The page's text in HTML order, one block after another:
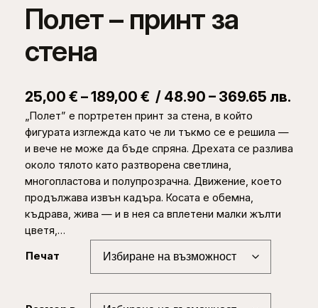
Полет – принт за
стена
25,00 € –189,00 €P
r
c
e
r
n
g
/ 48.90 – 369.65 лв.
„Полет” е портретен принт за стена, в който
фигурата изглежда като че ли тъкмо се е решила —
и вече не може да бъде спряна. Дрехата се разлива
около тялото като разтворена светлина,
многопластова и полупрозрачна. Движение, което
продължава извън кадъра. Косата е обемна,
къдрава, жива — и в нея са вплетени малки жълти
цветя,…
Печат